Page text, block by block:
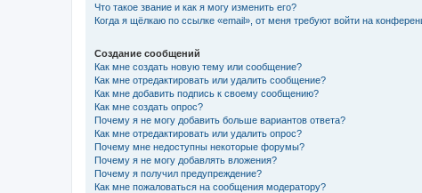
Что такое звание и как я могу изменить его?
Когда я щёлкаю по ссылке «email», от меня требуют войти на
Создание сообщений
Как мне создать новую тему или сообщение?
Как мне отредактировать или удалить сообщение?
Как мне добавить подпись к своему сообщению?
Как мне создать опрос?
Почему я не могу добавить больше вариантов ответа?
Как мне отредактировать или удалить опрос?
Почему мне недоступны некоторые форумы?
Почему я не могу добавлять вложения?
Почему я получил предупреждение?
Как мне пожаловаться на сообщения модератору?